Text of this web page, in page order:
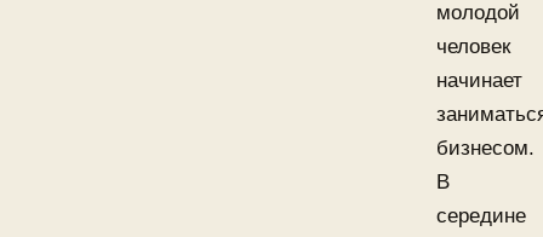
молодой
человек
начинает
бизнесом.
В
середине